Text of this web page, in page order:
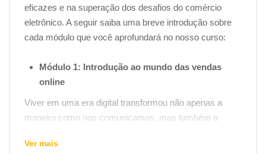
eficazes e na superação dos desafios do comércio
eletrônico. A seguir saiba uma breve introdução sobre
cada módulo que você aprofundará no nosso curso:
Módulo 1: Introdução ao mundo das vendas
online
Viver em uma era digital transformou não apenas a
maneira como nos comunicamos, mas também a
dinâmico e inovador, as vendas online emergem como
Ver mais